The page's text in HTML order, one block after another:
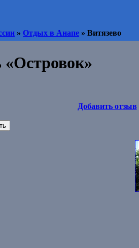
» Отдых в Анапе » Витязево
«Островок»
Добавить отзыв